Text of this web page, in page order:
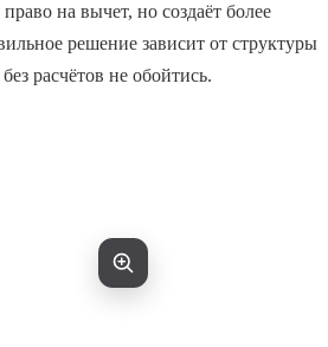
на вычет, но создаёт более
решение зависит от структуры
расчётов не обойтись.